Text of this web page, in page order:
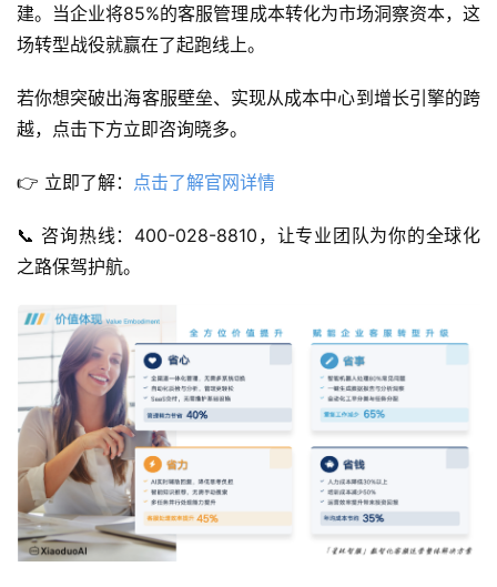
建。当企业将85%的客服管理成本转化为市场洞察资本，这
场转型战役就赢在了起跑线上。
若你想突破出海客服壁垒、实现从成本中心到增长引擎的跨
越，点击下方立即咨询晓多。
👉 立即了解： 点击了解官网详情
📞 咨询热线：400-028-8810，让专业团队为你的全球化
之路保驾护航。